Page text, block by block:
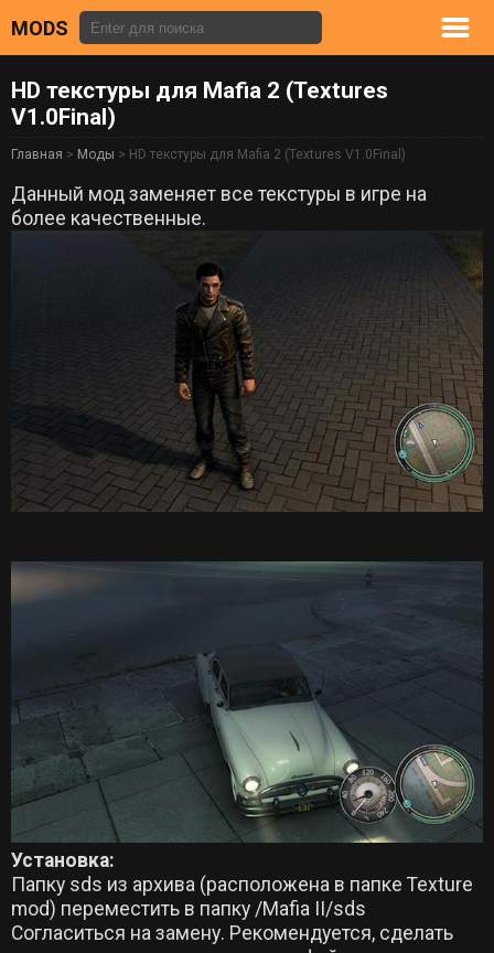
MODS
HD текстуры для Mafia 2 (Textures
V1.0Final)
Главная > Моды > HD текстуры для Mafia 2 (Textures V1.0Final)
Данный мод заменяет все текстуры в игре на
более качественные.
Установка:
Папку sds из архива (расположена в папке Texture
mod) переместить в папку /Mafia II/sds
Согласиться на замену. Рекомендуется, сделать